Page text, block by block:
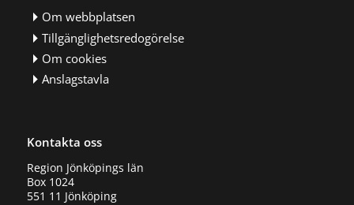
Om webbplatsen
Tillgänglighetsredogörelse
Om cookies
Anslagstavla
Kontakta oss
Region Jönköpings län
Box 1024
551 11 Jönköping